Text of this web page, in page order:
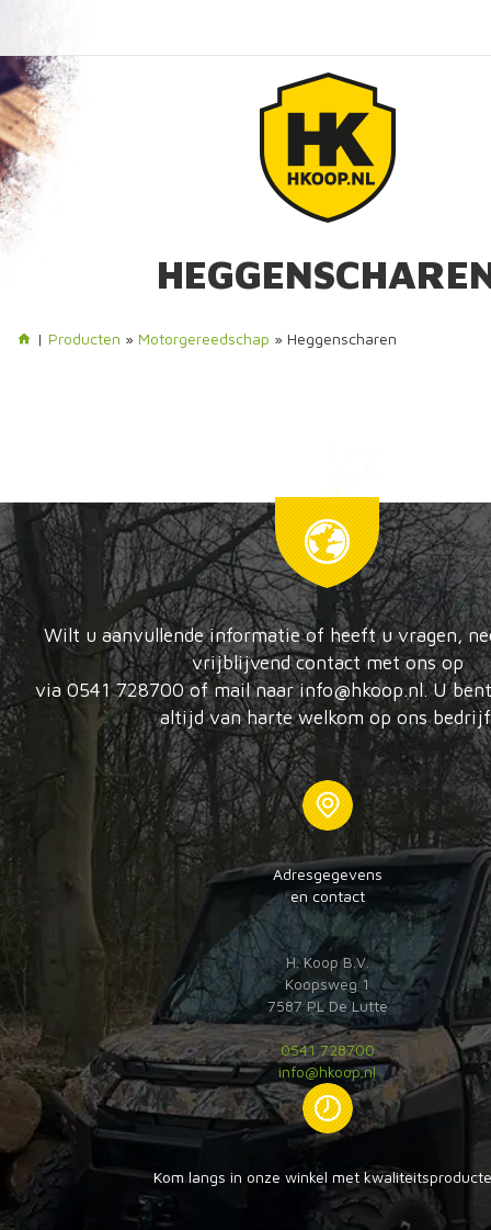
| Producten » Motorgereedschap » Heggenscharen
Wilt u aanvullende informatie of heeft u vragen,
vrijblijvend contact met ons op
via 0541 728700 of mail naar info@hkoop.nl. U
altijd van harte welkom op ons
Adresgegevens
en contact
H. Koop B.V.
Koopsweg 1
7587 PL De Lutte
0541 728700
info@hkoop.nl
Kom langs in onze winkel met